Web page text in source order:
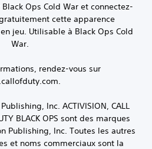
Ops Cold War et connectez-
cette apparence
jeu. Utilisable à Black Ops Cold
War.
rendez-vous sur
Inc. ACTIVISION, CALL
BLACK OPS sont des marques
Publishing, Inc. Toutes les autres
et noms commerciaux sont la